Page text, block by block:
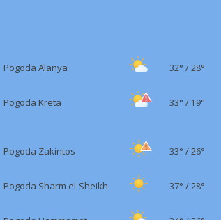
Pogoda Alanya 32° /28°
Pogoda Kreta 33° / 19°
Pogoda Zakintos 33° /26°
Pogoda Sharm el-Sheikh 37° /28°